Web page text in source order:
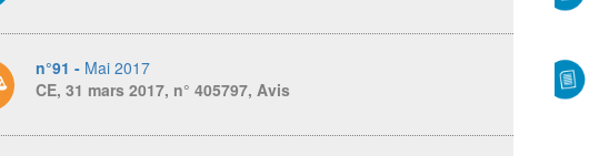
n°91 - Mai 2017
CE, 31 mars 2017, n° 405797, Avis